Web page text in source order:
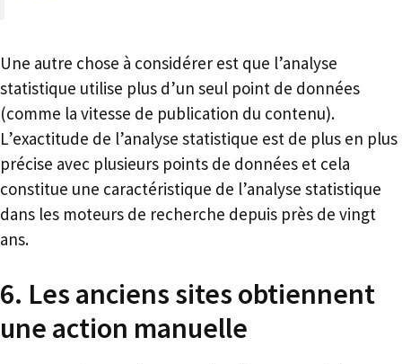
Une autre chose à considérer est que l’analyse
statistique utilise plus d’un seul point de données
(comme la vitesse de publication du contenu).
L’exactitude de l’analyse statistique est de plus en plus
précise avec plusieurs points de données et cela
constitue une caractéristique de l’analyse statistique
dans les moteurs de recherche depuis près de vingt
ans.
6. Les anciens sites obtiennent
une action manuelle